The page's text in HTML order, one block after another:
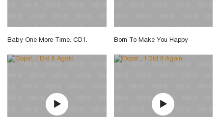
Baby One More Time. CD1. Born To Make You Happy